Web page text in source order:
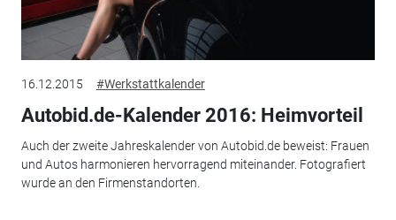
16.12.2015 #Werkstattkalender
Autobid.de-Kalender 2016: Heimvorteil
Auch der zweite Jahreskalender von Autobid.de beweist: Frauen
und Autos harmonieren hervorragend miteinander. Fotografiert
wurde an den Firmenstandorten.